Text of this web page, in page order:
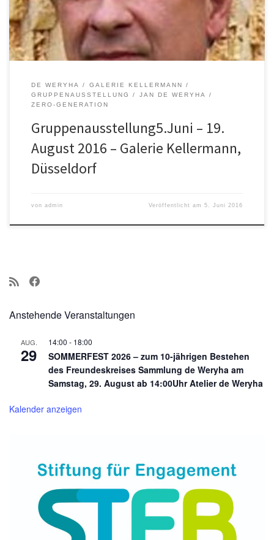
Galerie Kellermann, Düsseldorf ZERO 2.0 50 Jahre
nach der offiziellen Auflösung der ZERO-Gruppe zeigen wir Werke
von Piene, Uecker, […]
DE WERYHA
GALERIE KELLERMANN
GRUPPENAUSSTELLUNG
JAN DE WERYHA
ZERO-GENERATION
Gruppenausstellung5.Juni – 19.
August 2016 – Galerie Kellermann,
Düsseldorf
von admin Veröffentlicht am5. Juni 2016
Anstehende Veranstaltungen
AUG.
29
14:00 - 18:00
SOMMERFEST 2026 – zum 10-jährigen Bestehen
des Freundeskreises Sammlung de Weryha am
Samstag, 29. August ab 14:00Uhr Atelier de Weryha
Kalender anzeigen